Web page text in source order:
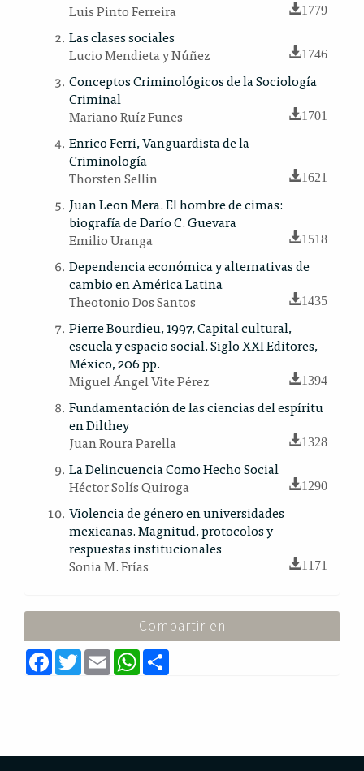
Luis Pinto Ferreira
1779
Las clases sociales
Lucio Mendieta y Núñez
1746
Conceptos Criminológicos de la Sociología
Criminal
Mariano Ruíz Funes
1701
Enrico Ferri, Vanguardista de la
Criminología
Thorsten Sellin
1621
Juan Leon Mera. El hombre de cimas:
biografía de Darío C. Guevara
Emilio Uranga
1518
Dependencia económica y alternativas de
cambio en América Latina
Theotonio Dos Santos
1435
Pierre Bourdieu, 1997, Capital cultural,
escuela y espacio social. Siglo XXI Editores,
México, 206 pp.
Miguel Ángel Vite Pérez
1394
Fundamentación de las ciencias del espíritu
en Dilthey
Juan Roura Parella
1328
La Delincuencia Como Hecho Social
Héctor Solís Quiroga
1290
Violencia de género en universidades
mexicanas. Magnitud, protocolos y
respuestas institucionales
Sonia M. Frías
1171
Compartir en
F
a
c
T
w
E
m
a
W
h
a